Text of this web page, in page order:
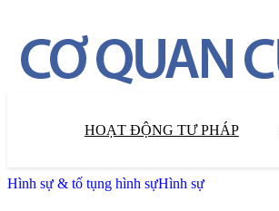
HOẠT ĐỘNG TƯ PHÁP
Hình sự & tố tụng hình sựHình sự